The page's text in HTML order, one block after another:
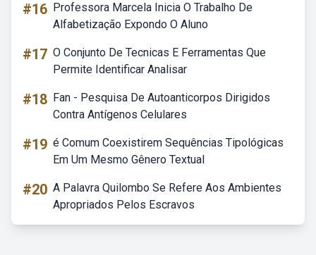
#16 Professora Marcela Inicia O Trabalho De
Alfabetização Expondo O Aluno
#17 O Conjunto De Tecnicas E Ferramentas Que
Permite Identificar Analisar
#18 Fan - Pesquisa De Autoanticorpos Dirigidos
Contra Antígenos Celulares
#19 é Comum Coexistirem Sequências Tipológicas
Em Um Mesmo Gênero Textual
#20 A Palavra Quilombo Se Refere Aos Ambientes
Apropriados Pelos Escravos